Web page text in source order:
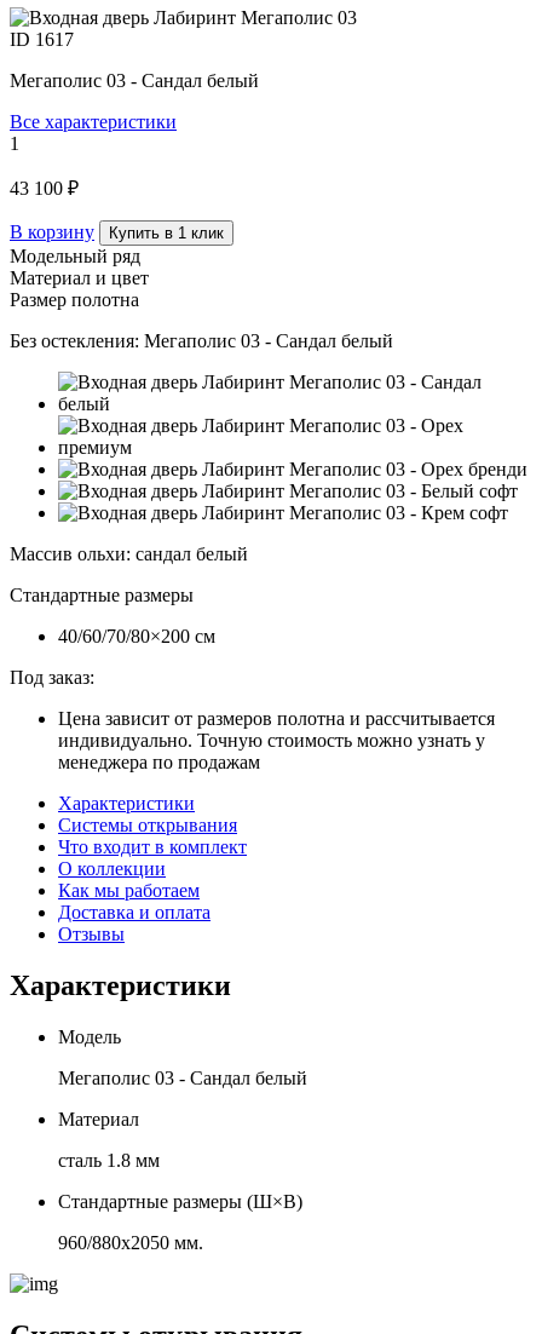
ID 1617
Мегаполис 03 - Сандал белый
Все характеристики
1
43 100 ₽
В корзину Купить в 1 клик
Модельный ряд
Материал и цвет
Размер полотна
Без остекления: Мегаполис 03 - Сандал белый
Массив ольхи: сандал белый
Стандартные размеры
40/60/70/80×200 см
Под заказ:
Цена зависит от размеров полотна и рассчитывается
индивидуально. Точную стоимость можно узнать у
менеджера по продажам
Характеристики
Системы открывания
Что входит в комплект
О коллекции
Как мы работаем
Доставка и оплата
Отзывы
Характеристики
Модель
Мегаполис 03 - Сандал белый
Материал
сталь 1.8 мм
Стандартные размеры (Ш×В)
960/880х2050 мм.